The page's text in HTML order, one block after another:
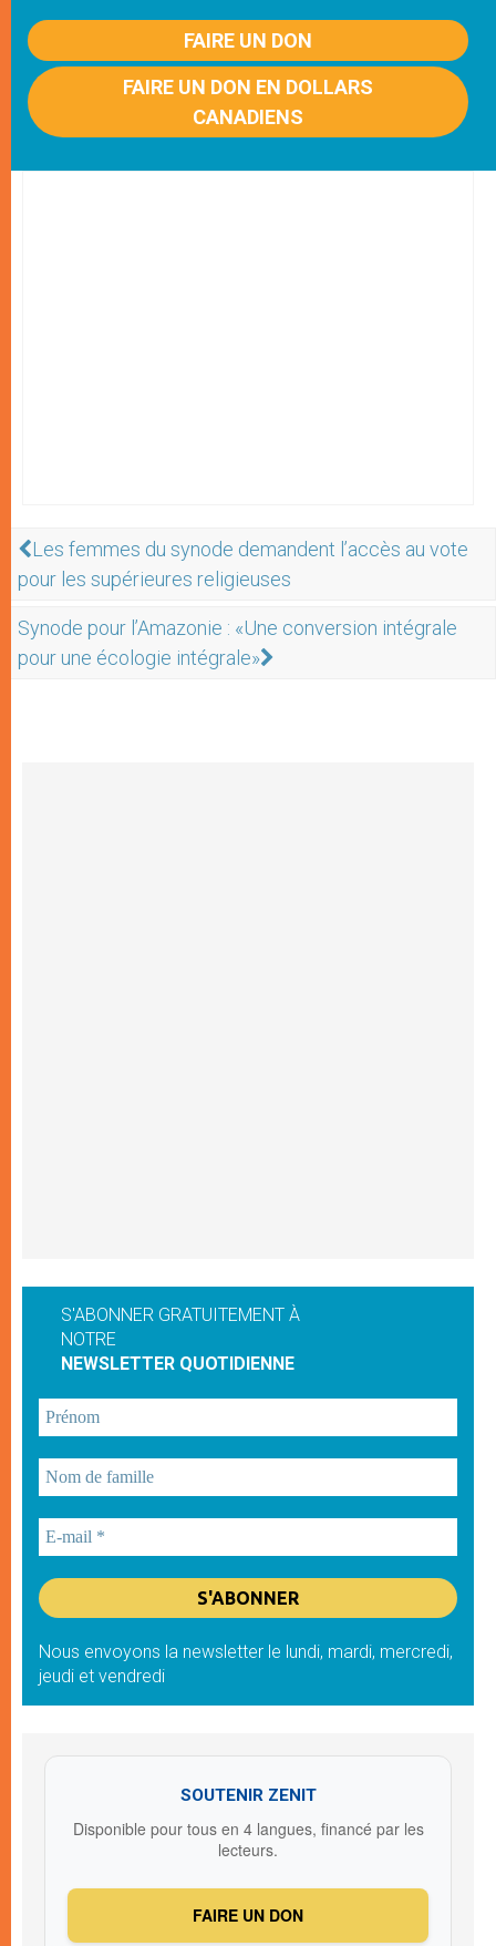
FAIRE UN DON
FAIRE UN DON EN DOLLARS
CANADIENS
Les femmes du synode demandent l’accès au vote
pour les supérieures religieuses
Synode pour l’Amazonie : «Une conversion intégrale
pour une écologie intégrale»
S'ABONNER GRATUITEMENT À
NOTRE
NEWSLETTER QUOTIDIENNE
Nous envoyons la newsletter le lundi, mardi, mercredi,
jeudi et vendredi
SOUTENIR ZENIT
Disponible pour tous en 4 langues, financé par les
lecteurs.
FAIRE UN DON